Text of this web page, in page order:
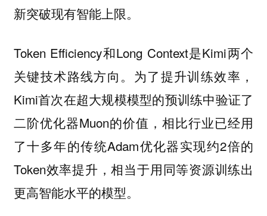
新突破现有智能上限。
Token Efficiency和Long Context是Kimi两个
关键技术路线方向。为了提升训练效率，
Kimi首次在超大规模模型的预训练中验证了
二阶优化器Muon的价值，相比行业已经用
了十多年的传统Adam优化器实现约2倍的
Token效率提升，相当于用同等资源训练出
更高智能水平的模型。